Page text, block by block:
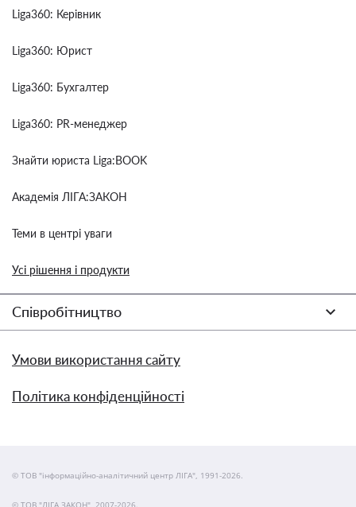
Liga360: Керівник
Liga360: Юрист
Liga360: Бухгалтер
Liga360: PR-менеджер
Знайти юриста Liga:BOOK
Академія ЛІГА:ЗАКОН
Теми в центрі уваги
Усі рішення і продукти
Співробітництво
Умови використання сайту
Політика конфіденційності
© ТОВ "інформаційно-аналітичний центр ЛІГА", 1991-2026.
© ТОВ "ЛІГА ЗАКОН", 2007-2026.